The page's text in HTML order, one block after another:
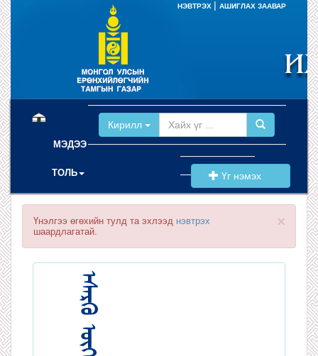
НЭВТРЭХ АШИГЛАХ ЗААВАР
МЭДЭЭ
ТОЛЬ
Кирилл
Үг нэмэх
×
Үнэлгээ өгөхийн тулд та эхлээд нэвтрэх
шаардлагатай.